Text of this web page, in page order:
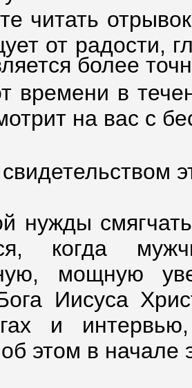
читать
от радости,
более
времени в
на вас с
нужды
когда
мощную
Иисуса
и
этом в начале